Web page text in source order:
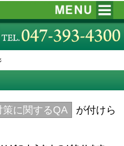
策に関するQA
が付けら